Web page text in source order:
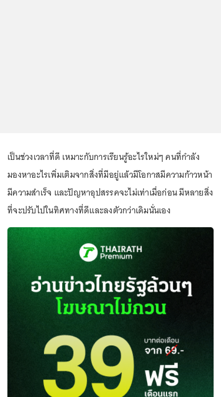
เป็นช่วงเวลาที่ดี เหมาะกับการเรียนรู้อะไรใหม่ๆ คนที่กำลัง
มองหาอะไรเพิ่มเติมจากสิ่งที่มีอยู่แล้วมีโอกาสมีความก้าวหน้า
มีความสำเร็จ และปัญหาอุปสรรคจะไม่เท่าเมื่อก่อน มีหลายสิ่ง
ที่จะปรับไปในทิศทางที่ดีและลงตัวกว่าเดิมนั่นเอง